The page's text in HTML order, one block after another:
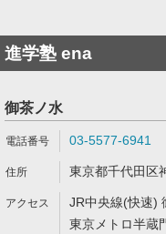
進学塾 ena
御茶ノ水
03-5577-6941
東京都千代田区
JR中央線(快速)
東京メトロ半蔵